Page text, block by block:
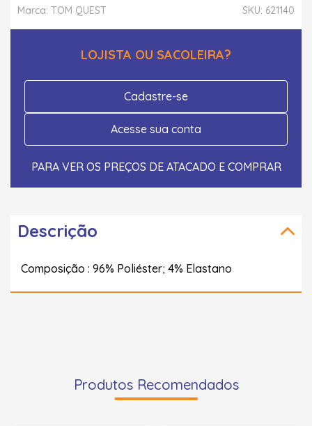
SKU: 621140
Marca: TOM QUEST
LOJISTA OU SACOLEIRA?
Cadastre-se
Acesse sua conta
PARA VER OS PREÇOS DE ATACADO E COMPRAR
Descrição
Composição : 96% Poliéster; 4% Elastano
Produtos Recomendados